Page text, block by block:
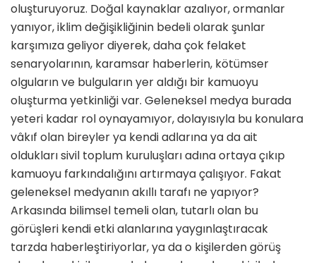
oluşturuyoruz. Doğal kaynaklar azalıyor, ormanlar
yanıyor, iklim değişikliğinin bedeli olarak şunlar
karşımıza geliyor diyerek, daha çok felaket
senaryolarının, karamsar haberlerin, kötümser
olguların ve bulguların yer aldığı bir kamuoyu
oluşturma yetkinliği var. Geleneksel medya burada
yeteri kadar rol oynayamıyor, dolayısıyla bu konulara
vâkıf olan bireyler ya kendi adlarına ya da ait
oldukları sivil toplum kuruluşları adına ortaya çıkıp
kamuoyu farkındalığını artırmaya çalışıyor. Fakat
geleneksel medyanın akıllı tarafı ne yapıyor?
Arkasında bilimsel temeli olan, tutarlı olan bu
görüşleri kendi etki alanlarına yaygınlaştıracak
tarzda haberleştiriyorlar, ya da o kişilerden görüş